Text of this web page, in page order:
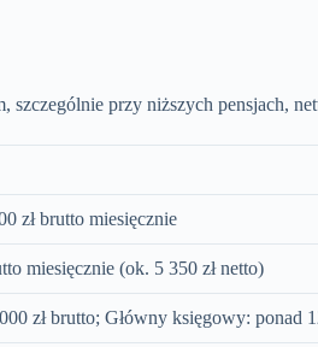
przy niższych pensjach,
zł brutto miesięcznie
miesięcznie (ok. 5 350 zł netto)
zł brutto; Główny księgowy: ponad